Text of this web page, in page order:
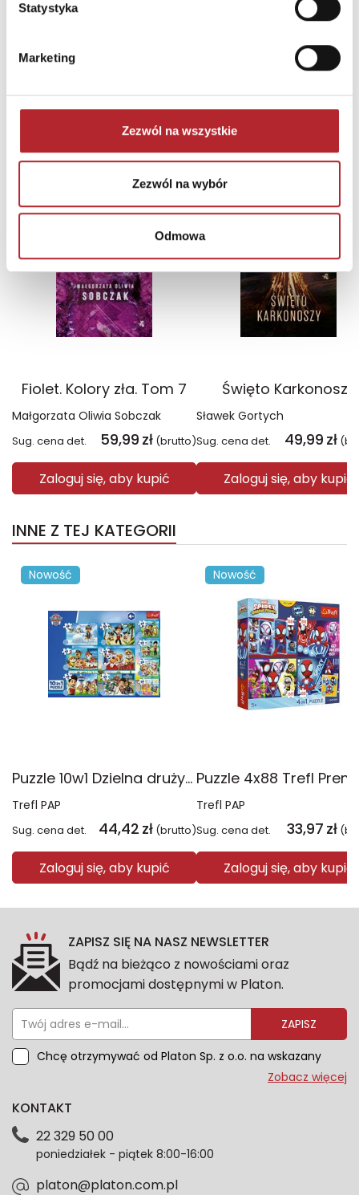
Statystyka
Marketing
Zezwól na wszystkie
Zezwól na wybór
Odmowa
Sug. cena det.
NAJCZĘŚCIEJ KUPOWANE
Wyłączność
Fiolet. Kolory zła. Tom 7
Małgorzata Oliwia Sobczak
Sug. cena det. 59,99 zł (brutto)
Zaloguj się, aby kupić
TOP 100
Wyłączność
Święto Karkonoszy
Sławek Gortych
Sug. cena det. 49,99 zł
Zaloguj się, aby kupić
INNE Z TEJ KATEGORII
Nowość
Puzzle 10w1 Dzielna drużyna Psiego Patrolu 96012
Trefl PAP
Sug. cena det. 44,42 zł (brutto)
Zaloguj się, aby kupić
Nowość
Trefl PAP
Sug. cena det. 33,97 zł
Zaloguj się, aby kupić
ZAPISZ SIĘ NA NASZ NEWSLETTER
Bądź na bieżąco z nowościami oraz
promocjami dostępnymi w Platon.
ZAPISZ
Chcę otrzymywać od Platon Sp. z o.o. na wskazany
przeze mnie adres e-mail informacje marketingowe
dotyczące danych osobowych znajdziesz w naszej
każdym czasie. Wycofanie zgody nie wpłynie na
zgodność z prawem przetwarzania dokonanego przed
Zobacz więcej
KONTAKT
22 329 50 00
poniedziałek - piątek 8:00-16:00
platon@platon.com.pl